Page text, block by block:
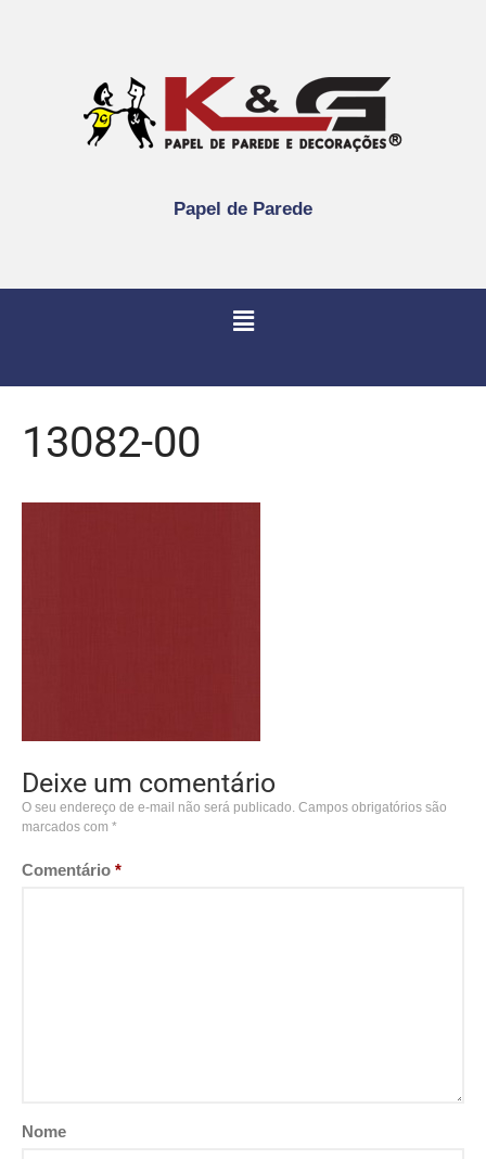
Papel de Parede
13082-00
Deixe um comentário
O seu endereço de e-mail não será publicado. Campos obrigatórios são
marcados com *
Comentário *
Nome